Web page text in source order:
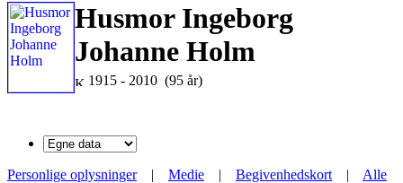
Husmor Ingeborg
Johanne Holm
1915 - 2010 (95 år)
Personlige oplysninger| Medie | Begivenhedskort | Alle